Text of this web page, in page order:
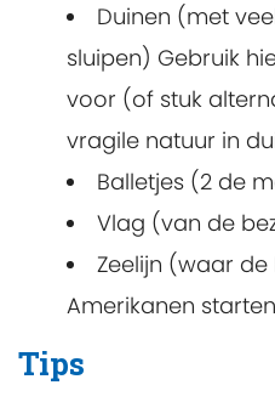
Duinen (met
sluipen) Gebruik
voor (of stuk
vragile natuur in
Balletjes (2 de
Vlag (van de
Zeelijn (waar de
Amerikanen
Tips